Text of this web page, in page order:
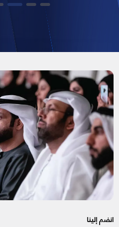
انضم إلينا